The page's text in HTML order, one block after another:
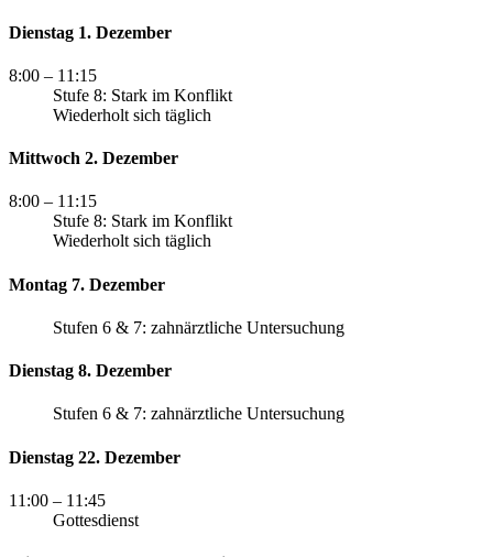
Dienstag 1. Dezember
8:00 – 11:15
Stufe 8: Stark im Konflikt
Wiederholt sich täglich
Mittwoch 2. Dezember
8:00 – 11:15
Stufe 8: Stark im Konflikt
Wiederholt sich täglich
Montag 7. Dezember
Stufen 6 & 7: zahnärztliche Untersuchung
Dienstag 8. Dezember
Stufen 6 & 7: zahnärztliche Untersuchung
Dienstag 22. Dezember
11:00 – 11:45
Gottesdienst